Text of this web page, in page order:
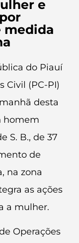
e
medida
do Piauí
Civil (PC-PI)
desta
homem
S. B., de 37
de
na zona
as ações
a mulher.
Operações